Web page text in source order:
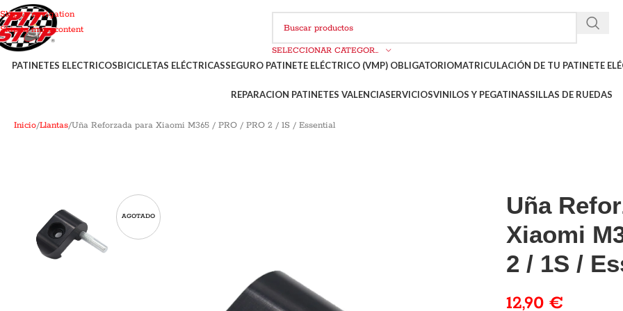
Skip to navigation
Skip to main content
SELECCIONAR CATEGORÍA
PATINETES ELECTRICOSBICICLETAS ELÉCTRICASSEGURO PATINETE ELÉCTRICO (VMP) OBLIGATORIOMATRICULACIÓN DE TU PATINETE
REPARACION PATINETES VALENCIASERVICIOSVINILOS Y PEGATINASSILLAS DE RUEDAS
Inicio Llantas Uña Reforzada para Xiaomi M365 / PRO / PRO 2 / 1S / Essential
AGOTADO
Uña
Xiaomi
2 / 1S /
12,90€